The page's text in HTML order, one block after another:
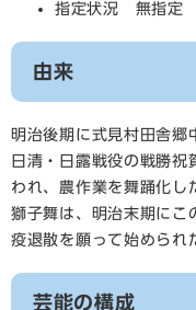
指定状況 無指定
由来
明治後期に式見村田舎郷
日清・日露戦役の戦勝
われ、農作業を舞踊化し
獅子舞は、明治末期にこ
疫退散を願って始められ
芸能の構成